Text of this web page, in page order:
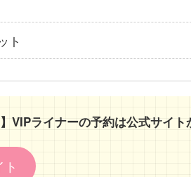
ト
】VIPライナーの予約は公式サイト